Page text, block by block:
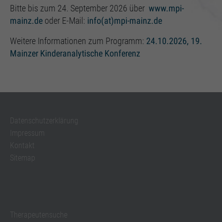
Bitte bis zum 24. September 2026 über www.mpi-
mainz.de oder E-Mail: info(at)mpi-mainz.de
Weitere Informationen zum Programm: 24.10.2026, 19.
Mainzer Kinderanalytische Konferenz
Datenschutzerklärung
Impressum
Kontakt
Sitemap
Therapeutensuche
Einstellungen, falls der Webseiten-Betreiber dies
eingestellt hat.